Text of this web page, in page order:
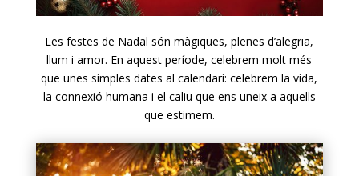
Les festes de Nadal són màgiques, plenes d’alegria,
llum i amor. En aquest període, celebrem molt més
que unes simples dates al calendari: celebrem la vida,
la connexió humana i el caliu que ens uneix a aquells
que estimem.